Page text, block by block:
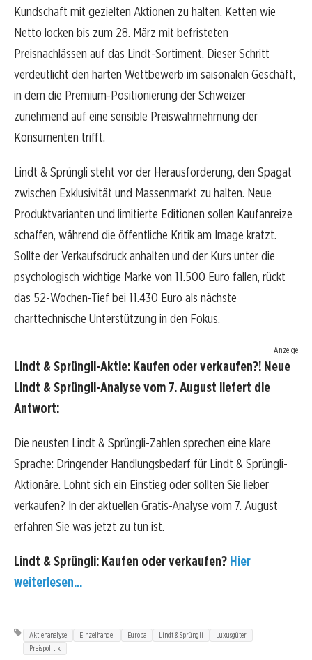
Kundschaft mit gezielten Aktionen zu halten. Ketten wie
Netto locken bis zum 28. März mit befristeten
Preisnachlässen auf das Lindt-Sortiment. Dieser Schritt
verdeutlicht den harten Wettbewerb im saisonalen Geschäft,
in dem die Premium-Positionierung der Schweizer
zunehmend auf eine sensible Preiswahrnehmung der
Konsumenten trifft.
Lindt & Sprüngli steht vor der Herausforderung, den Spagat
zwischen Exklusivität und Massenmarkt zu halten. Neue
Produktvarianten und limitierte Editionen sollen Kaufanreize
schaffen, während die öffentliche Kritik am Image kratzt.
Sollte der Verkaufsdruck anhalten und der Kurs unter die
psychologisch wichtige Marke von 11.500 Euro fallen, rückt
das 52-Wochen-Tief bei 11.430 Euro als nächste
charttechnische Unterstützung in den Fokus.
Anzeige
Lindt & Sprüngli-Aktie: Kaufen oder verkaufen?! Neue
Lindt & Sprüngli-Analyse vom 7. August liefert die
Antwort:
Die neusten Lindt & Sprüngli-Zahlen sprechen eine klare
Sprache: Dringender Handlungsbedarf für Lindt & Sprüngli-
Aktionäre. Lohnt sich ein Einstieg oder sollten Sie lieber
verkaufen? In der aktuellen Gratis-Analyse vom 7. August
erfahren Sie was jetzt zu tun ist.
Lindt & Sprüngli: Kaufen oder verkaufen? Hier
weiterlesen...
Aktienanalyse Einzelhandel Europa Lindt & Sprüngli
Luxusgüter
Preispolitik